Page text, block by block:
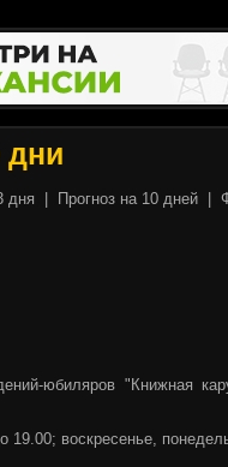
дни
дня Прогноз на 10 дней
юбиляров "Книжная
19.00; воскресенье,